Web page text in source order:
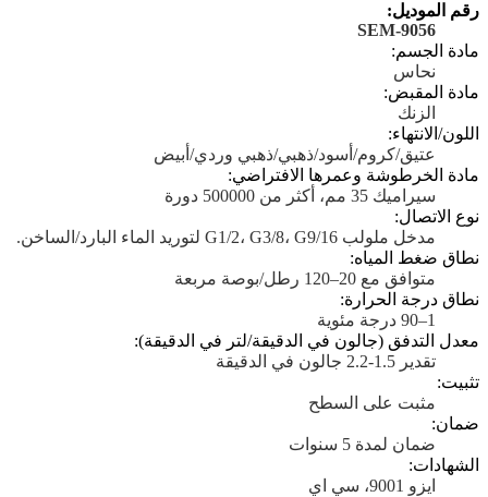
رقم الموديل:
SEM-9056
مادة الجسم:
نحاس
مادة المقبض:
الزنك
اللون/الانتهاء:
عتيق/كروم/أسود/ذهبي/ذهبي وردي/أبيض
مادة الخرطوشة وعمرها الافتراضي:
سيراميك 35 مم، أكثر من 500000 دورة
نوع الاتصال:
مدخل ملولب G1/2، G3/8، G9/16 لتوريد الماء البارد/الساخن.
نطاق ضغط المياه:
متوافق مع 20–120 رطل/بوصة مربعة
نطاق درجة الحرارة:
1–90 درجة مئوية
معدل التدفق (جالون في الدقيقة/لتر في الدقيقة):
تقدير 1.5-2.2 جالون في الدقيقة
تثبيت:
مثبت على السطح
ضمان:
ضمان لمدة 5 سنوات
الشهادات:
ايزو 9001، سي اي